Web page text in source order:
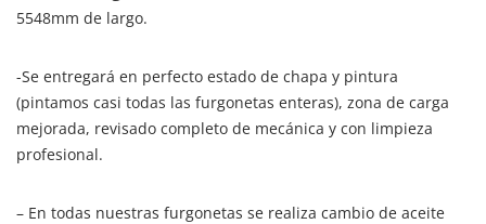
5548mm de largo.
-Se entregará en perfecto estado de chapa y pintura
(pintamos casi todas las furgonetas enteras), zona de carga
mejorada, revisado completo de mecánica y con limpieza
profesional.
– En todas nuestras furgonetas se realiza cambio de aceite